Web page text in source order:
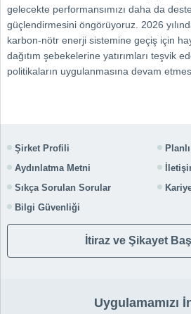
gelecekte performansımızı daha da
güçlendirmesini öngörüyoruz. 2026
karbon-nötr enerji sistemine geçiş için
dağıtım şebekelerine yatırımları teşvik
politikaların uygulanmasına devam
Şirket Profili
Aydınlatma Metni
Sıkça Sorulan Sorular
Bilgi Güvenliği
İtiraz ve Şikayet
Uygulamamızı